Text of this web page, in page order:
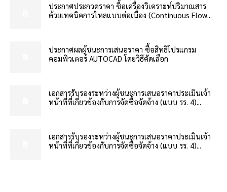
ประกาศประกวดราคา ซื้อเครื่องวิเคราะห์ปริมาณสาร
ด้วยเทคนิคการไหลแบบต่อเนื่อง (Continuous Flow...
ประกาศผลผู้ชนะการเสนอราคา ซื้อสิทธิโปรแกรม
คอมพิวเตอร์ AUTOCAD โดยวิธีคัดเลือก
เอกสารรับรองระหว่างผู้ชนะการเสนอราคาประเมินเจ้า
หน้าที่ที่เกี่ยวข้องกับการจัดซื้อจัดจ้าง (แบบ รร. 4)...
เอกสารรับรองระหว่างผู้ชนะการเสนอราคาประเมินเจ้า
หน้าที่ที่เกี่ยวข้องกับการจัดซื้อจัดจ้าง (แบบ รร. 4)...